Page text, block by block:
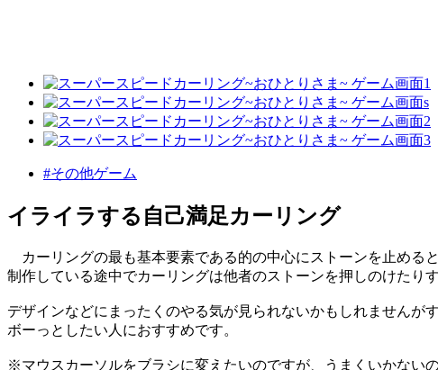
#その他ゲーム
イライラする自己満足カーリング
カーリングの最も基本要素である的の中心にストーンを止める
制作している途中でカーリングは他者のストーンを押しのけたり
デザインなどにまったくのやる気が見られないかもしれませんが
ボーっとしたい人におすすめです。
※マウスカーソルをブラシに変えたいのですが、うまくいかない